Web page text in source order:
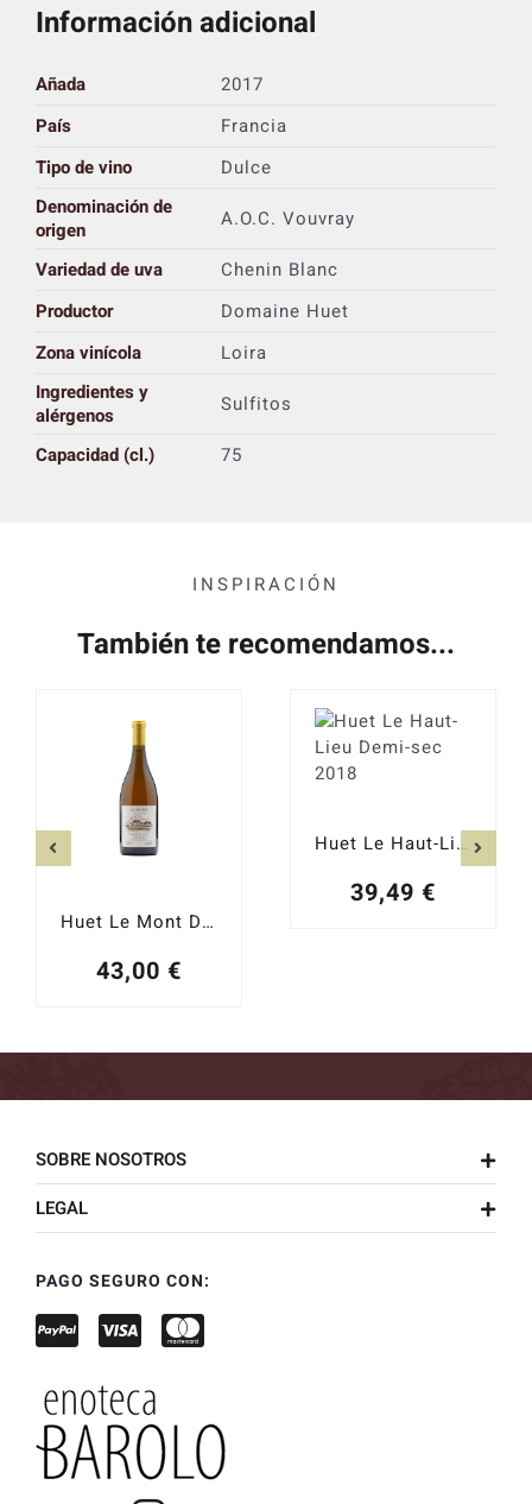
Información adicional
Añada
2017
País
Francia
Tipo de vino
Dulce
Denominación de
origen
A.O.C. Vouvray
Variedad de uva
Chenin Blanc
Productor
Domaine Huet
Zona vinícola
Loira
Ingredientes y
alérgenos
Sulfitos
Capacidad (cl.)
75
INSPIRACIÓN
También te recomendamos...
Huet Le Mont Demi-sec 2018
43,00 €
Huet Le Haut-Lieu Demi-sec 2018
39,49 €
SOBRE NOSOTROS
LEGAL
PAGO SEGURO CON: